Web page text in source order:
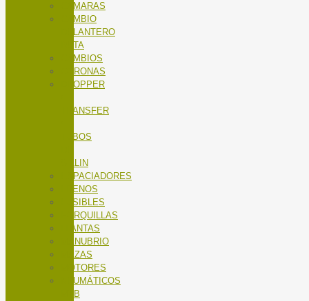
CÁMARAS
CAMBIO
DELANTERO
RUTA
CAMBIOS
CORONAS
DROPPER
TRANSFER
TUBOS
SILLIN
ESPACIADORES
FRENOS
FUSIBLES
HORQUILLAS
LLANTAS
MANUBRIO
MAZAS
MOTORES
NEUMÁTICOS
MTB